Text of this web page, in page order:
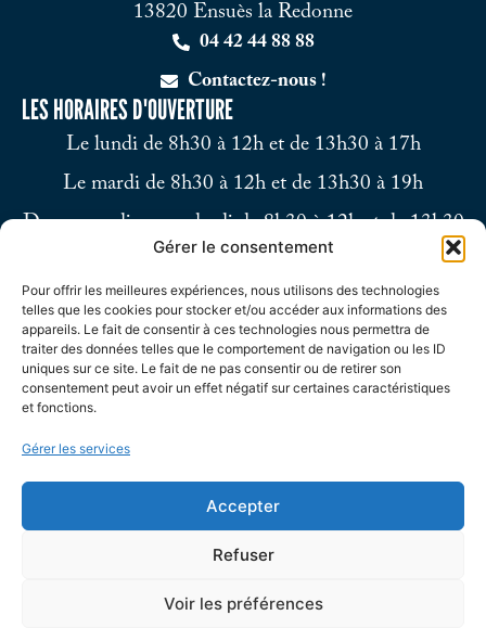
Gérer le consentement
Pour offrir les meilleures expériences, nous utilisons des technologies
telles que les cookies pour stocker et/ou accéder aux informations des
appareils. Le fait de consentir à ces technologies nous permettra de
traiter des données telles que le comportement de navigation ou les ID
uniques sur ce site. Le fait de ne pas consentir ou de retirer son
consentement peut avoir un effet négatif sur certaines caractéristiques
et fonctions.
Gérer les services
Accepter
Refuser
Voir les préférences
13820 Ensuès la Redonne
04 42 44 88 88
Contactez-nous !
LES HORAIRES D'OUVERTURE
Le lundi de 8h30 à 12h et de 13h30 à 17h
Le mardi de 8h30 à 12h et de 13h30 à 19h
Du mercredi au vendredi de 8h30 à 12h et de 13h30
Le samedi de 9h à 12h
Confidentialité
Mentions Plan
© 2025 - Site